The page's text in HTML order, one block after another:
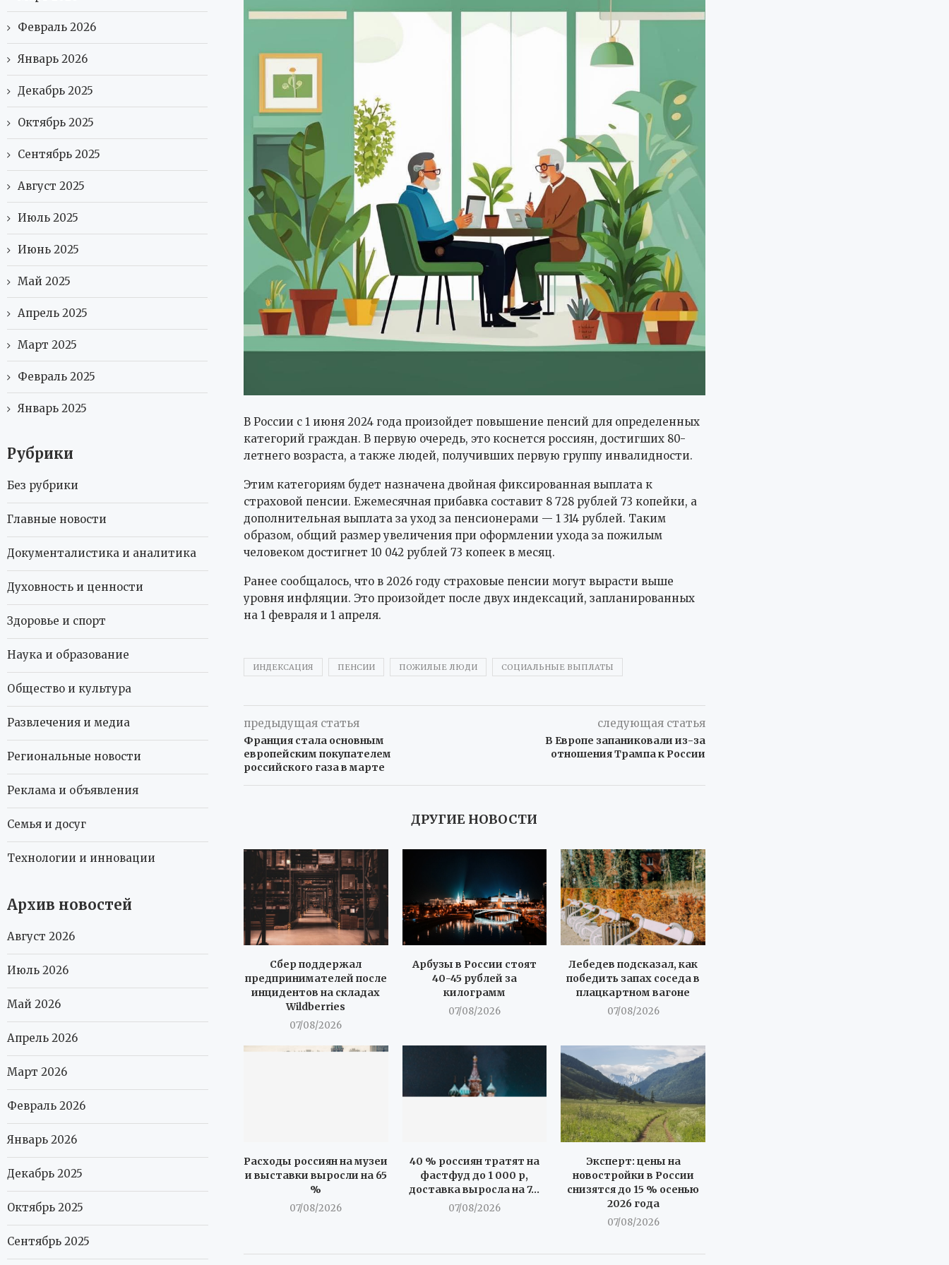
В России с 1 июня 2024 года произойдет повышение пенсий для определенных
категорий граждан. В первую очередь, это коснется россиян, достигших 80-
летнего возраста, а также людей, получивших первую группу инвалидности.
Этим категориям будет назначена двойная фиксированная выплата к
страховой пенсии. Ежемесячная прибавка составит 8 728 рублей 73 копейки, а
дополнительная выплата за уход за пенсионерами — 1 314 рублей. Таким
образом, общий размер увеличения при оформлении ухода за пожилым
человеком достигнет 10 042 рублей 73 копеек в месяц.
Ранее сообщалось, что в 2026 году страховые пенсии могут вырасти выше
уровня инфляции. Это произойдет после двух индексаций, запланированных
на 1 февраля и 1 апреля.
ИНДЕКСАЦИЯ ПЕНСИИ ПОЖИЛЫЕ ЛЮДИ СОЦИАЛЬНЫЕ ВЫПЛАТЫ
предыдущая статья
Франция стала основным
европейским покупателем
российского газа в марте
следующая статья
В Европе запаниковали из-за
отношения Трампа к России
ДРУГИЕ НОВОСТИ
Сбер поддержал
предпринимателей после
инцидентов на складах
Wildberries
07/08/2026
Арбузы в России стоят
40-45 рублей за
килограмм
07/08/2026
Лебедев подсказал, как
победить запах соседа в
плацкартном вагоне
07/08/2026
Расходы россиян на музеи
и выставки выросли на 65
%
07/08/2026
40 % россиян тратят на
фастфуд до 1 000 р,
доставка выросла на 7...
07/08/2026
Эксперт: цены на
новостройки в России
снизятся до 15 % осенью
2026 года
07/08/2026
Февраль 2026
Январь 2026
Декабрь 2025
Октябрь 2025
Сентябрь 2025
Август 2025
Июль 2025
Июнь 2025
Май 2025
Апрель 2025
Март 2025
Февраль 2025
Январь 2025
Рубрики
Без рубрики
Главные новости
Документалистика и аналитика
Духовность и ценности
Здоровье и спорт
Наука и образование
Общество и культура
Развлечения и медиа
Региональные новости
Реклама и объявления
Семья и досуг
Технологии и инновации
Архив новостей
Август 2026
Июль 2026
Май 2026
Апрель 2026
Март 2026
Февраль 2026
Январь 2026
Декабрь 2025
Октябрь 2025
Сентябрь 2025